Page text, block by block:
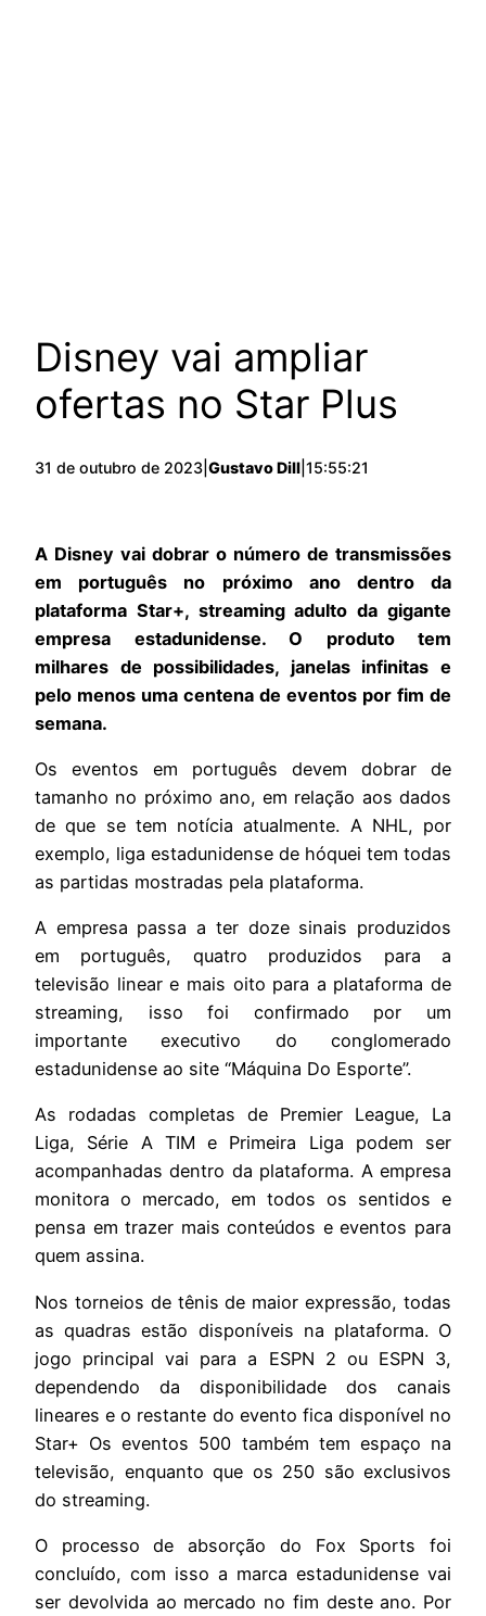
Disney vai ampliar
ofertas no Star Plus
31 de outubro de 2023 Gustavo Dill 15:55:21
A Disney vai dobrar o número de transmissões
em português no próximo ano dentro da
plataforma Star+, streaming adulto da gigante
empresa estadunidense. O produto tem
milhares de possibilidades, janelas infinitas e
pelo menos uma centena de eventos por fim de
semana.
Os eventos em português devem dobrar de
tamanho no próximo ano, em relação aos dados
de que se tem notícia atualmente. A NHL, por
exemplo, liga estadunidense de hóquei tem todas
as partidas mostradas pela plataforma.
A empresa passa a ter doze sinais produzidos
em português, quatro produzidos para a
televisão linear e mais oito para a plataforma de
streaming, isso foi confirmado por um
importante executivo do conglomerado
estadunidense ao site “Máquina Do Esporte”.
As rodadas completas de Premier League, La
Liga, Série A TIM e Primeira Liga podem ser
acompanhadas dentro da plataforma. A empresa
monitora o mercado, em todos os sentidos e
pensa em trazer mais conteúdos e eventos para
quem assina.
Nos torneios de tênis de maior expressão, todas
as quadras estão disponíveis na plataforma. O
jogo principal vai para a ESPN 2 ou ESPN 3,
dependendo da disponibilidade dos canais
lineares e o restante do evento fica disponível no
Star+ Os eventos 500 também tem espaço na
televisão, enquanto que os 250 são exclusivos
do streaming.
O processo de absorção do Fox Sports foi
concluído, com isso a marca estadunidense vai
ser devolvida ao mercado no fim deste ano. Por